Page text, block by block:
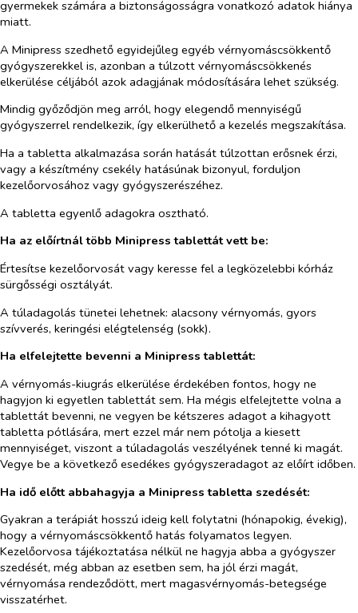
gyermekek számára a biztonságosságra vonatkozó adatok hiánya
miatt.
A Minipress szedhető egyidejűleg egyéb vérnyomáscsökkentő
gyógyszerekkel is, azonban a túlzott vérnyomáscsökkenés
elkerülése céljából azok adagjának módosítására lehet szükség.
Mindig győződjön meg arról, hogy elegendő mennyiségű
gyógyszerrel rendelkezik, így elkerülhető a kezelés megszakítása.
Ha a tabletta alkalmazása során hatását túlzottan erősnek érzi,
vagy a készítmény csekély hatásúnak bizonyul, forduljon
kezelőorvosához vagy gyógyszerészéhez.
A tabletta egyenlő adagokra osztható.
Ha az előírtnál több Minipress tablettát vett be:
Értesítse kezelőorvosát vagy keresse fel a legközelebbi kórház
sürgősségi osztályát.
A túladagolás tünetei lehetnek: alacsony vérnyomás, gyors
szívverés, keringési elégtelenség (sokk).
Ha elfelejtette bevenni a Minipress tablettát:
A vérnyomás-kiugrás elkerülése érdekében fontos, hogy ne
hagyjon ki egyetlen tablettát sem. Ha mégis elfelejtette volna a
tablettát bevenni, ne vegyen be kétszeres adagot a kihagyott
tabletta pótlására, mert ezzel már nem pótolja a kiesett
mennyiséget, viszont a túladagolás veszélyének tenné ki magát.
Vegye be a következő esedékes gyógyszeradagot az előírt időben.
Ha idő előtt abbahagyja a Minipress tabletta szedését:
Gyakran a terápiát hosszú ideig kell folytatni (hónapokig, évekig),
hogy a vérnyomáscsökkentő hatás folyamatos legyen.
Kezelőorvosa tájékoztatása nélkül ne hagyja abba a gyógyszer
szedését, még abban az esetben sem, ha jól érzi magát,
vérnyomása rendeződött, mert magasvérnyomás-betegsége
visszatérhet.